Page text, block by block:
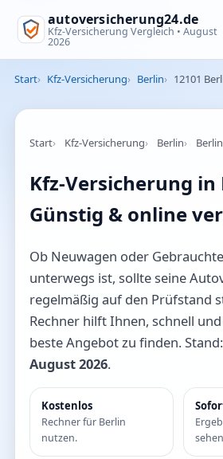
autoversicherung24.de
Kfz-Versicherung Vergleich • August
2026
Start Kfz-Versicherung Berlin 12101
Start Kfz-Versicherung Berlin Berlin
Kfz-Versicherung in
Günstig & online
Ob Neuwagen oder
unterwegs ist, sollte seine
regelmäßig auf den Prüfstand
Rechner hilft Ihnen, schnell
beste Angebot zu finden. Stand:
August 2026.
Kostenlos
Rechner für Berlin
nutzen.